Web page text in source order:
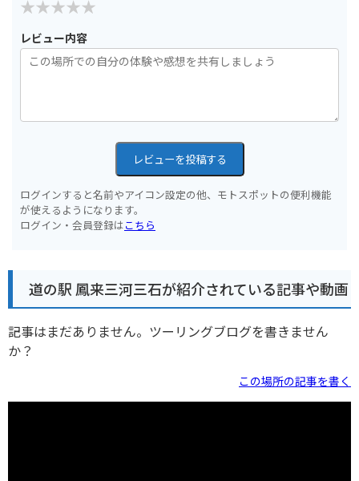
レビュー内容
レビューを投稿する
ログインすると名前やアイコン設定の他、モトスポットの便利機能
が使えるようになります。
ログイン・会員登録はこちら
道の駅 鳳来三河三石が紹介されている記事や動画
記事はまだありません。ツーリングブログを書きません
か？
この場所の記事を書く